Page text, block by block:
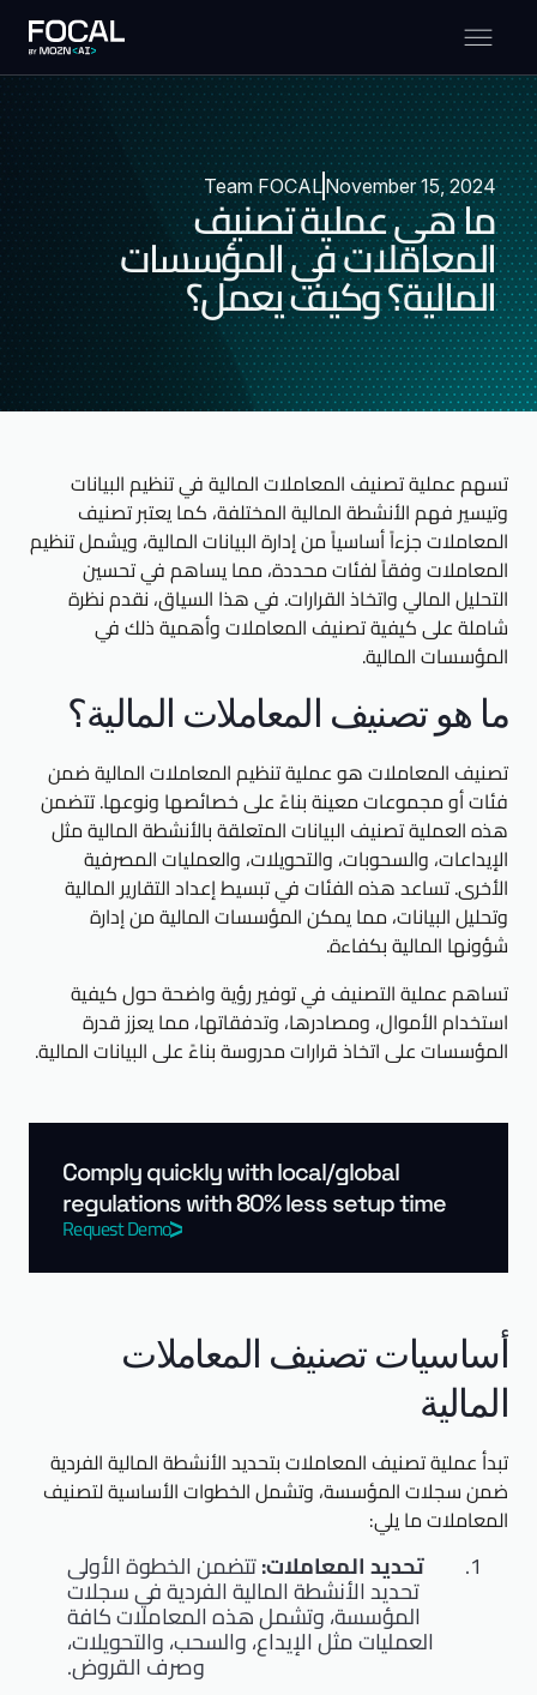
Team FOCALNovember 15, 2024
ما هي عملية تصنيف
المعاملات في المؤسسات
المالية؟ وكيف يعمل؟
تسهم عملية تصنيف المعاملات المالية في تنظيم البيانات
وتيسير فهم الأنشطة المالية المختلفة، كما يعتبر تصنيف
المعاملات جزءاً أساسياً من إدارة البيانات المالية، ويشمل تنظيم
المعاملات وفقاً لفئات محددة، مما يساهم في تحسين
التحليل المالي واتخاذ القرارات. في هذا السياق، نقدم نظرة
شاملة على كيفية تصنيف المعاملات وأهمية ذلك في
المؤسسات المالية.
ما هو تصنيف المعاملات المالية؟
تصنيف المعاملات هو عملية تنظيم المعاملات المالية ضمن
فئات أو مجموعات معينة بناءً على خصائصها ونوعها. تتضمن
هذه العملية تصنيف البيانات المتعلقة بالأنشطة المالية مثل
الإيداعات، والسحوبات، والتحويلات، والعمليات المصرفية
الأخرى. تساعد هذه الفئات في تبسيط إعداد التقارير المالية
وتحليل البيانات، مما يمكن المؤسسات المالية من إدارة
شؤونها المالية بكفاءة.
تساهم عملية التصنيف في توفير رؤية واضحة حول كيفية
استخدام الأموال، ومصادرها، وتدفقاتها، مما يعزز قدرة
المؤسسات على اتخاذ قرارات مدروسة بناءً على البيانات المالية.
Comply quickly with local/global
regulations with 80% less setup time
Request Demo
أساسيات تصنيف المعاملات
المالية
تبدأ عملية تصنيف المعاملات بتحديد الأنشطة المالية الفردية
ضمن سجلات المؤسسة، وتشمل الخطوات الأساسية لتصنيف
المعاملات ما يلي:
تحديد المعاملات:تتضمن الخطوة الأولى
تحديد الأنشطة المالية الفردية في سجلات
المؤسسة، وتشمل هذه المعاملات كافة
العمليات مثل الإيداع، والسحب، والتحويلات،
وصرف القروض.